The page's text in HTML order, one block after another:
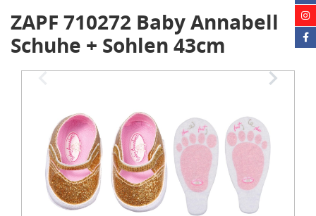
ZAPF 710272 Baby Annabell
Schuhe + Sohlen 43cm